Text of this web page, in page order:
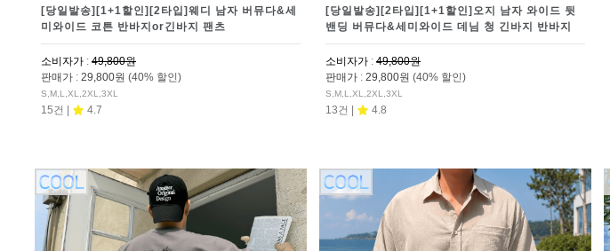
[당일발송][1+1할인][2타입]웨디 남자 버뮤다&세
미와이드 코튼 반바지or긴바지 팬츠
소비자가 : 49,800원
판매가 : 29,800원 (40% 할인)
S,M,L,XL,2XL,3XL
15건 | 4.7
[당일발송][2타입][1+1할인]오지 남자 와이드 뒷
밴딩 버뮤다&세미와이드 데님 청 긴바지 반바지
소비자가 : 49,800원
판매가 : 29,800원 (40% 할인)
S,M,L,XL,2XL,3XL
13건 | 4.8